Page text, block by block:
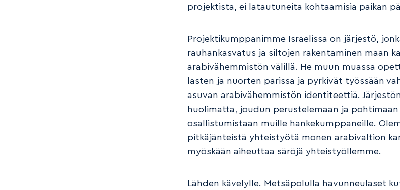
projektista, ei latautuneita kohtaamisia paikan
Projektikumppanimme Israelissa on järjestö,
rauhankasvatus ja siltojen rakentaminen maan
arabivähemmistön välillä. He muun muassa
lasten ja nuorten parissa ja pyrkivät työssään
asuvan arabivähemmistön identiteettiä.
huolimatta, joudun perustelemaan ja pohtimaan
osallistumistaan muille hankekumppaneille.
pitkäjänteistä yhteistyötä monen arabivaltion
myöskään aiheuttaa säröjä yhteistyöllemme.
Lähden kävelylle. Metsäpolulla havunneulaset